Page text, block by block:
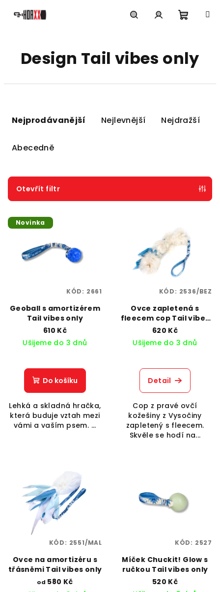
košík
Design Tail vibes only
r
o
d
Nejprodávanější Nejlevnější Nejdražší
Abecedně
Otevřít filtr
V
ý
o
Novinka
Geoball s amortizérem
Tail vibes only
610 Kč
Ušijeme do 3 dnů
Do košíku
Lehká a skladná hračka,
která buduje vztah mezi
vámi a vaším psem. ...
KÓD: 2661
Ovce zapletená s
fleecem cop Tail vibes
only
620 Kč
Ušijeme do 3 dnů
Detail
Cop z pravé ovčí
kožešiny z Vysočiny
zapletený s fleecem.
Skvěle se hodí na...
KÓD: 2536/BEZ
Ovce na amortizéru s
třásněmi Tail vibes only
od 580 Kč
KÓD: 2551/MAL
Míček Chuckit! Glow s
ručkou Tail vibes only
520 Kč
KÓD: 2527